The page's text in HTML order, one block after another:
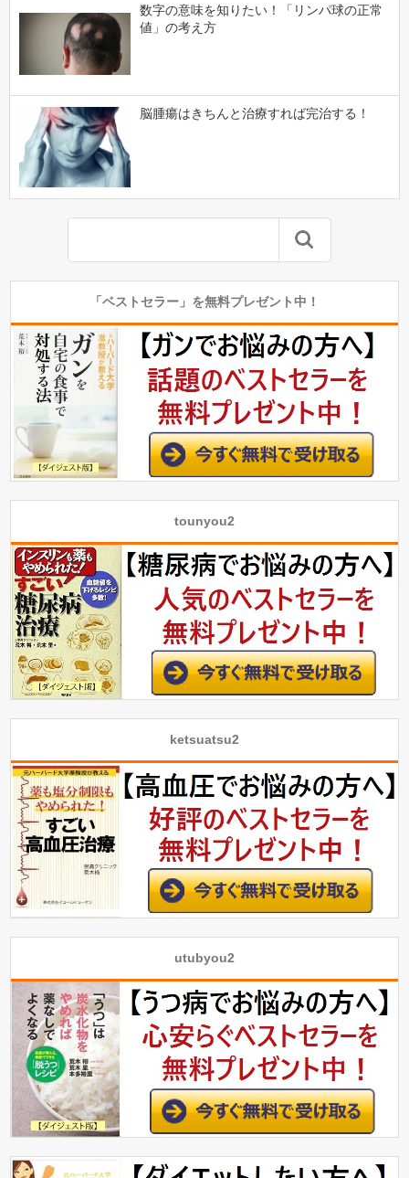
数字の意味を知りたい！「リンパ球の正常
値」の考え方
脳腫瘍はきちんと治療すれば完治する！
「ベストセラー」を無料プレゼント中！
tounyou2
ketsuatsu2
utubyou2